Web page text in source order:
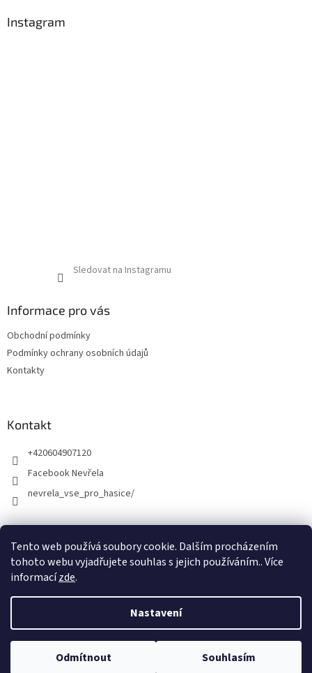
Tento web používá soubory cookie. Dalším procházením
tohoto webu vyjadřujete souhlas s jejich používáním.. Více
informacízde.
Nastavení
Odmítnout Souhlasím
Instagram
Sledovat na Instagramu
Informace pro vás
Obchodní podmínky
Podmínky ochrany osobních údajů
Kontakty
Kontakt
+420604907120
Facebook Nevřela
nevrela_vse_pro_hasice/
Vytvořil Shoptet
Copyright 2026Kamil Nevřela . Všechna práva vyhrazena.